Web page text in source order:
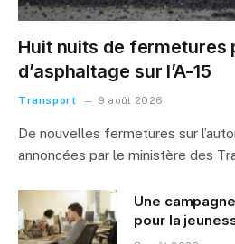
Huit nuits de fermetures
d’asphaltage sur l’A-15
Transport 9 août 2026
De nouvelles fermetures sur
annoncées par le ministère des
Une
pour la